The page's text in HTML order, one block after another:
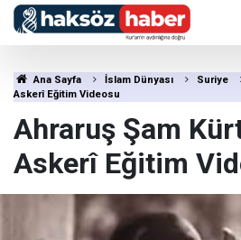
Ana Sayfa İslam Dünyası Suriye
Askerî Eğitim Videosu
Ahraruş Şam
Askerî Eğitim